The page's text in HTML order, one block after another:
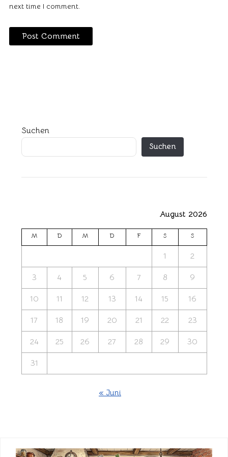
next time I comment.
Suchen
Suchen
August 2026
M D M D F S S
1 2
3 4 5 6 7 8 9
10 11 12 13 14 15 16
17 18 19 20 21 22 23
24 25 26 27 28 29 30
31
« Juni